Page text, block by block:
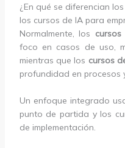
¿En qué se diferencian
los cursos de IA para
Normalmente, los
foco en casos de uso,
mientras que los cursos
profundidad en procesos
Un enfoque integrado
punto de partida y los
de implementación.